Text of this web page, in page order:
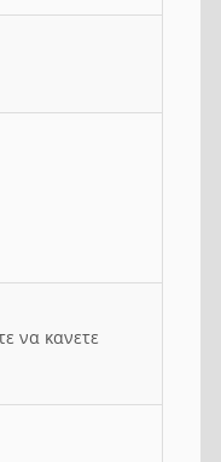
να κανετε